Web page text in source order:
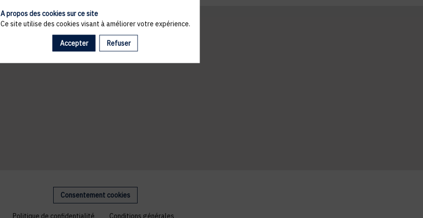
Consentement cookies
Politique de confidentialité Conditions générales
A propos des cookies sur ce site
Ce site utilise des cookies visant à améliorer votre expérience.
Accepter Refuser